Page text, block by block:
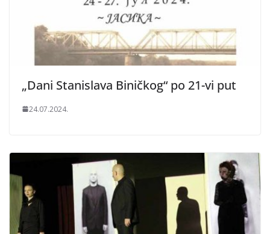
„Dani Stanislava Biničkog“ po 21-vi put
24.07.2024.